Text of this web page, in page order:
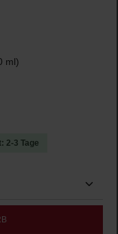
ml)
Sternen
2-3 Tage
Wert ein